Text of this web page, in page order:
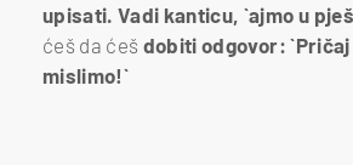
upisati. Vadi kanticu, `ajmo u
ćeš da ćeš dobiti odgovor:
mislimo!`